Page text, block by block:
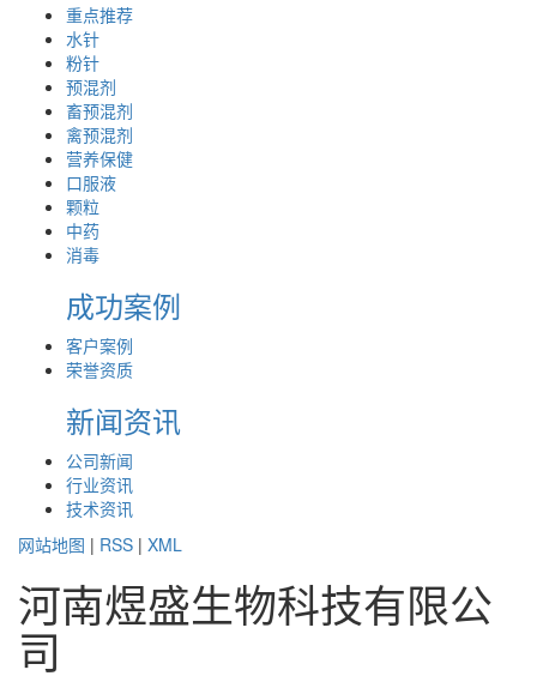
重点推荐
水针
粉针
预混剂
畜预混剂
禽预混剂
营养保健
口服液
颗粒
中药
消毒
成功案例
客户案例
荣誉资质
新闻资讯
公司新闻
行业资讯
技术资讯
网站地图 | RSS | XML
河南煜盛生物科技有限公
司